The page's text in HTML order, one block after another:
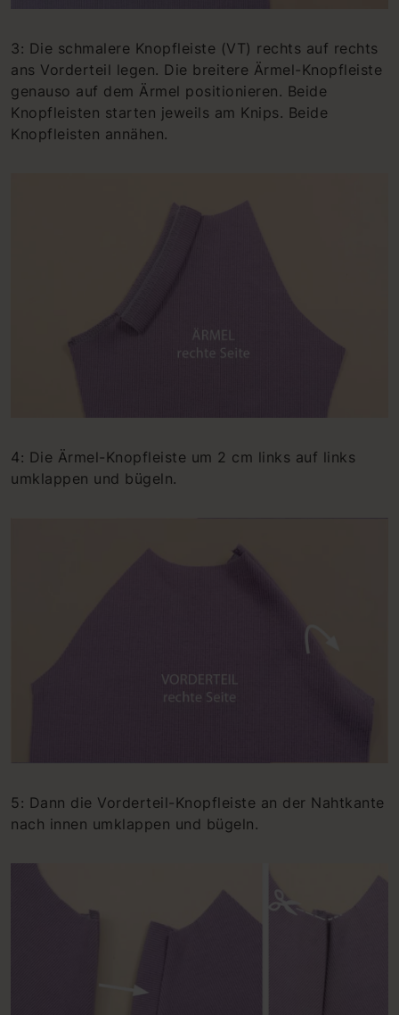
3: Die schmalere Knopfleiste (VT) rechts auf rechts
ans Vorderteil legen. Die breitere Ärmel-Knopfleiste
genauso auf dem Ärmel positionieren. Beide
Knopfleisten starten jeweils am Knips. Beide
Knopfleisten annähen.
4: Die Ärmel-Knopfleiste um 2 cm links auf links
umklappen und bügeln.
5: Dann die Vorderteil-Knopfleiste an der Nahtkante
nach innen umklappen und bügeln.